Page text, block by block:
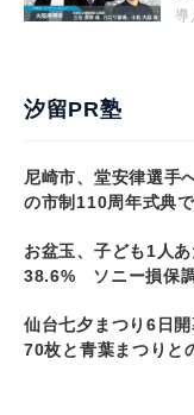
導
汐留PR塾
尼崎市、堂安律選手
の市制110周年式典
お盆玉、子ども1人
38.6% ソニー損保
仙台七夕まつり6日
70枚と青葉まつりと